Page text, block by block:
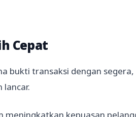
Cepat
bukti transaksi dengan
lancar.